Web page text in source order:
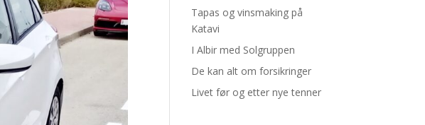
Tapas og vinsmaking på
Katavi
I Albir med Solgruppen
De kan alt om forsikringer
Livet før og etter nye tenner